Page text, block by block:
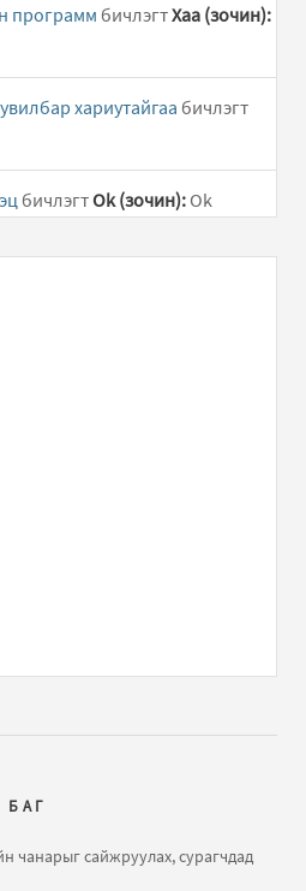
программ бичлэгтХаа (зочин):
хариутайгаа бичлэгт
бичлэгтOk (зочин): Ok
программбичлэгтЗочин:1985
Зочин:
БАГ
чанарыг сайжруулах, сурагчдад